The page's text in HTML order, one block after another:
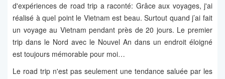
d'expériences de road trip a raconté: Grâce aux voyages, j'ai
réalisé à quel point le Vietnam est beau. Surtout quand j’ai fait
un voyage au Vietnam pendant près de 20 jours. Le premier
trip dans le Nord avec le Nouvel An dans un endroit éloigné
est toujours mémorable pour moi…
Le road trip n'est pas seulement une tendance saluée par les